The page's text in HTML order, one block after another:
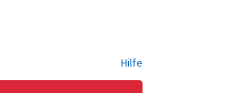
Hilfe